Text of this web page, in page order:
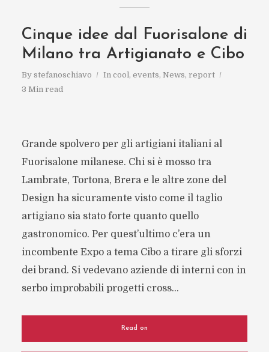
Cinque idee dal Fuorisalone di
Milano tra Artigianato e Cibo
By stefanoschiavo In cool, events, News, report
3 Min read
Grande spolvero per gli artigiani italiani al
Fuorisalone milanese. Chi si è mosso tra
Lambrate, Tortona, Brera e le altre zone del
Design ha sicuramente visto come il taglio
artigiano sia stato forte quanto quello
gastronomico. Per quest’ultimo c’era un
incombente Expo a tema Cibo a tirare gli sforzi
dei brand. Si vedevano aziende di interni con in
serbo improbabili progetti cross...
Read on